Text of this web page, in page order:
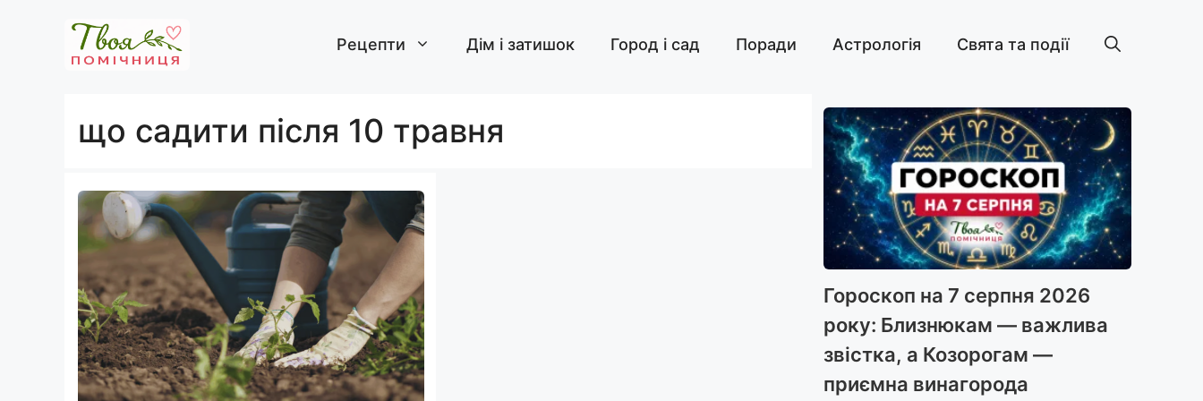
Рецепти Дім і затишок Город і сад Поради Астрологія Свята та події
що садити після 10 травня
Гороскоп на 7 серпня 2026
року: Близнюкам — важлива
звістка, а Козорогам —
приємна винагорода